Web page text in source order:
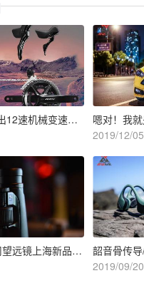
禧玛诺105推出12速机械变速系统
2019/12/05
鹰的眼睛 蔡司望远镜上海新品交流会
2019/09/20